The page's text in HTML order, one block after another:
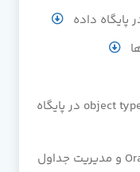
معرفی و آموزش مفاهیم object و object type در پایگاه
چگونگی بخش بندی جداول در Oracle و مدیریت جداول